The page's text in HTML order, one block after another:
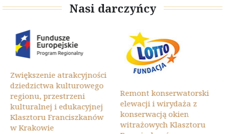
Nasi darczyńcy
Zwiększenie atrakcyjności
dziedzictwa kulturowego
regionu, przestrzeni
kulturalnej i edukacyjnej
Klasztoru Franciszkanów
w Krakowie
Remont konserwatorski
elewacji i wirydaża z
konserwacją okien
witrażowych Klasztoru